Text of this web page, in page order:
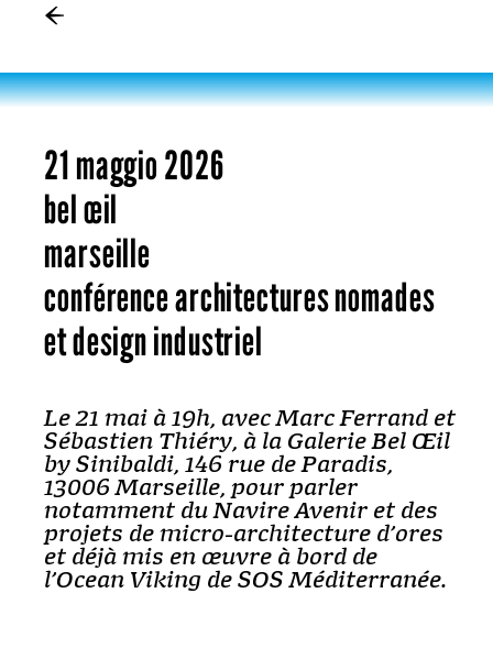
←
21 maggio 2026
bel œil
marseille
conférence architectures nomades
et design industriel
Le 21 mai à 19h, avec Marc Ferrand et
Sébastien Thiéry, à la Galerie Bel Œil
by Sinibaldi, 146 rue de Paradis,
13006 Marseille, pour parler
notamment du Navire Avenir et des
projets de micro-architecture d’ores
et déjà mis en œuvre à bord de
l’Ocean Viking de SOS Méditerranée.